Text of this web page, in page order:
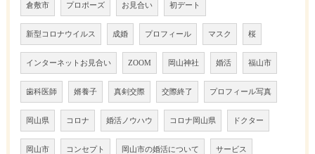
倉敷市 プロポーズ お見合い 初デート
新型コロナウイルス 成婚 プロフィール マスク 桜
インターネットお見合い ZOOM 岡山神社 婚活 福山市
歯科医師 婿養子 真剣交際 交際終了 プロフィール写真
岡山県 コロナ 婚活ノウハウ コロナ岡山県 ドクター
岡山市 コンセプト 岡山市の婚活について サービス